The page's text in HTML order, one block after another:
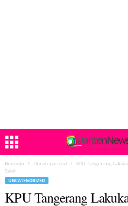
Beranda Uncategorized
KPU Tangerang
Sakit
UNCATEGORIZED
KPU Tangerang